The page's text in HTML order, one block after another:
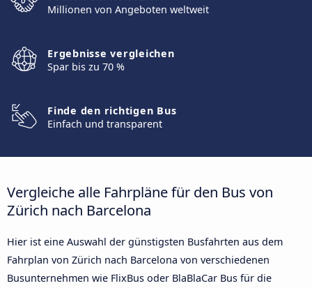
Millionen von Angeboten weltweit
Ergebnisse vergleichen
Spar bis zu 70 %
Finde den richtigen Bus
Einfach und transparent
Vergleiche alle Fahrpläne für den Bus von
Zürich nach Barcelona
Hier ist eine Auswahl der günstigsten Busfahrten aus dem
Fahrplan von Zürich nach Barcelona von verschiedenen
Busunternehmen wie FlixBus oder BlaBlaCar Bus für die